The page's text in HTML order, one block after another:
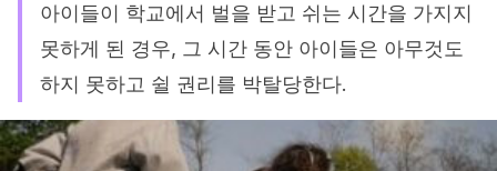
아이들이 학교에서 벌을 받고 쉬는 시간을 가지지
못하게 된 경우, 그 시간 동안 아이들은 아무것도
하지 못하고 쉴 권리를 박탈당한다.